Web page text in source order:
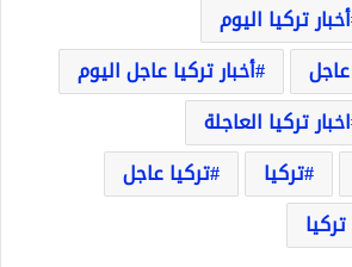
أخبار تركيا اليوم
عاجل
أخبار تركيا عاجل اليوم
اخبار تركيا العاجلة
تركيا
تركيا عاجل